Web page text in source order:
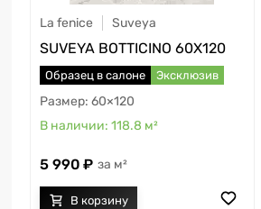
La fenice Suveya
SUVEYA BOTTICINO 60X120
Образец в салоне Эксклюзив
60×120
118.8 м²
5 990 м²